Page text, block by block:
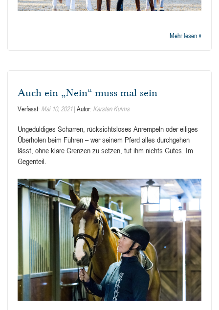
Mehr lesen »
Auch ein „Nein“ muss mal sein
Verfasst: Mai 10, 2021 Autor: Karsten Kulms
Ungeduldiges Scharren, rücksichtsloses Anrempeln oder eiliges
Überholen beim Führen – wer seinem Pferd alles durchgehen
lässt, ohne klare Grenzen zu setzen, tut ihm nichts Gutes. Im
Gegenteil.